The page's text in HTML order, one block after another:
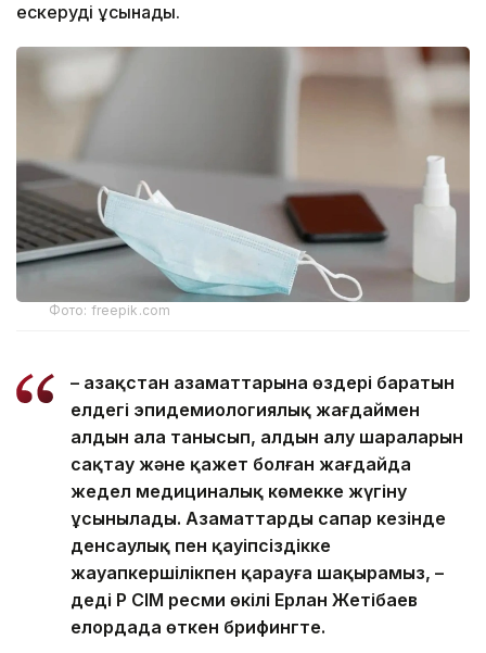
ескеруді ұсынады.
Фото: freepik.com
– Қазақстан азаматтарына өздері баратын
елдегі эпидемиологиялық жағдаймен
алдын ала танысып, алдын алу шараларын
сақтау және қажет болған жағдайда
жедел медициналық көмекке жүгіну
ұсынылады. Азаматтарды сапар кезінде
денсаулық пен қауіпсіздікке
жауапкершілікпен қарауға шақырамыз, –
деді ҚР СІМ ресми өкілі Ерлан Жетібаев
елордада өткен брифингте.